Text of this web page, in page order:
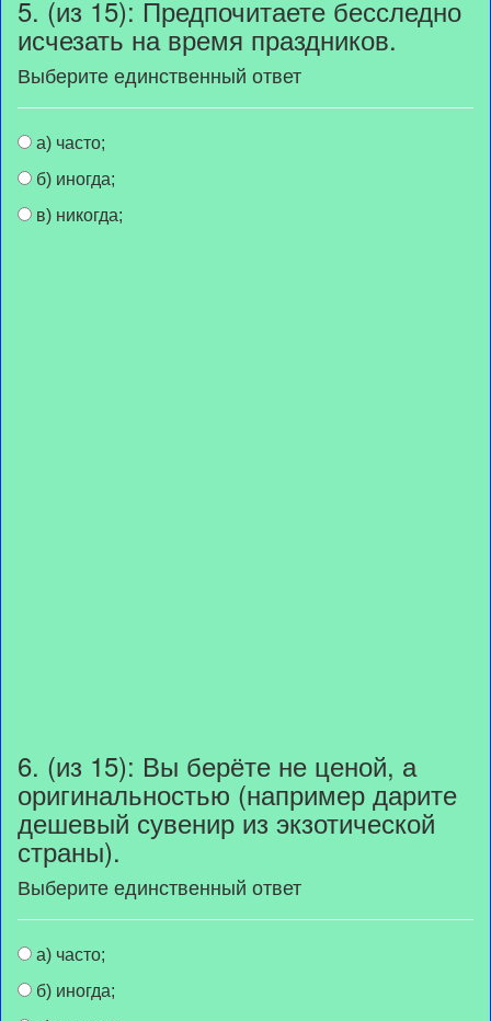
5. (из 15): Предпочитаете бесследно
исчезать на время праздников.
Выберите единственный ответ
а) часто;
б) иногда;
в) никогда;
6. (из 15): Вы берёте не ценой, а
оригинальностью (например дарите
дешевый сувенир из экзотической
страны).
Выберите единственный ответ
а) часто;
б) иногда;